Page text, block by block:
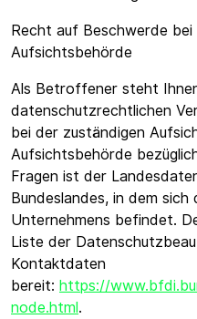
Recht auf Beschwerde
Aufsichtsbehörde
Als Betroffener steht
datenschutzrechtlichen
bei der zuständigen
Aufsichtsbehörde
Fragen ist der
Bundeslandes, in dem sich
Unternehmens befindet.
Liste der
Kontaktdaten
bereit: https://
node.html.